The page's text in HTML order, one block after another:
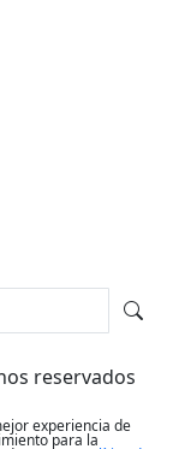
reservados
experiencia de
para la